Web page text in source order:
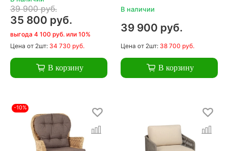
39 900 руб.
35 800 руб.
выгода 4 100 руб. или 10%
Цена от 2шт: 34 730 руб.
В корзину
В наличии
39 900 руб.
Цена от 2шт: 38 700 руб.
В корзину
-10%